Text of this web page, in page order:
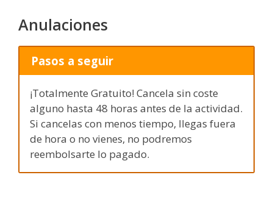
Anulaciones
Pasos a seguir
¡Totalmente Gratuito! Cancela sin coste
alguno hasta 48 horas antes de la actividad.
Si cancelas con menos tiempo, llegas fuera
de hora o no vienes, no podremos
reembolsarte lo pagado.